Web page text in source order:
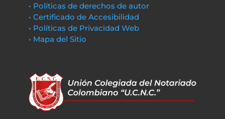
• Políticas de derechos de autor
• Certificado de Accesibilidad
• Políticas de Privacidad Web
• Mapa del Sitio